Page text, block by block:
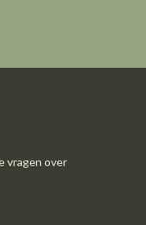
vragen over